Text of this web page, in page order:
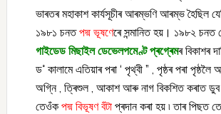
ভাৰতৰ মহাকাশ কাৰ্যসূচীৰ আৰম্ভণি আৰম্ভ হৈছিল
১৯৮১ চনতপদ্ম ভূষণেৰে সন্মানিত হয়। ১৯৮২
গাইডেড মিছাইল ডেভেলপমেণ্ট প্ৰগ্ৰেমৰ বিকাশৰ
ড° কালামে এতিয়াৰ পৰা ‘ পৃথ্বী ” , পৃষ্ঠৰ পৰা পৃষ্ঠলৈ
অগ্নি , ত্ৰিশুল , আকাশ আৰু নাগ বিকশিত কৰাত ডুব
তেওঁক পদ্ম বিভূষণ বঁটাপ্ৰদান কৰা হয় ৷ তাৰ পিছত